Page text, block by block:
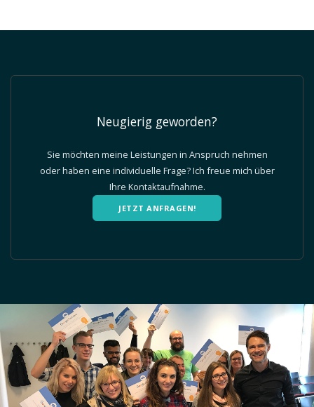
Neugierig geworden?
Sie möchten meine Leistungen in Anspruch nehmen
oder haben eine individuelle Frage? Ich freue mich über
Ihre Kontaktaufnahme.
JETZT ANFRAGEN!